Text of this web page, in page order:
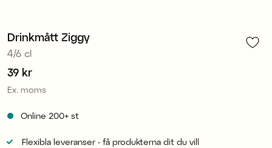
Drinkmått Ziggy
4/6 cl
Pris:39 kr
39 kr
Ex. moms
Online 200+ st
Flexibla leveranser - få produkterna dit du vill